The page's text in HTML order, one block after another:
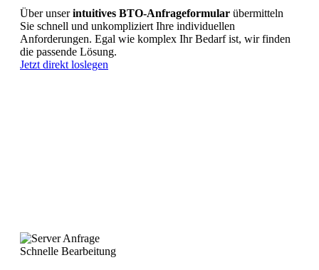
Über unserintuitives BTO-Anfrageformular übermitteln
Sie schnell und unkompliziert Ihre individuellen
Anforderungen. Egal wie komplex Ihr Bedarf ist, wir finden
die passende Lösung.
Jetzt direkt loslegen
Schnelle Bearbeitung